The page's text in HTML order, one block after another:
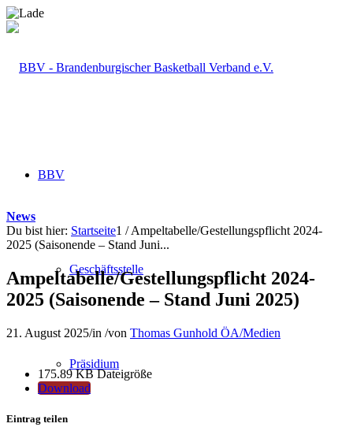
BBV
Geschäftsstelle
Präsidium
News
Du bist hier: Startseite1 / Ampeltabelle/Gestellungspflicht 2024-
2025 (Saisonende – Stand Juni...
Ampeltabelle/Gestellungspflicht 2024-
2025 (Saisonende – Stand Juni 2025)
21. August 2025/in /von Thomas Gunhold ÖA/Medien
175.89 KBDateigröße
Download
Eintrag teilen